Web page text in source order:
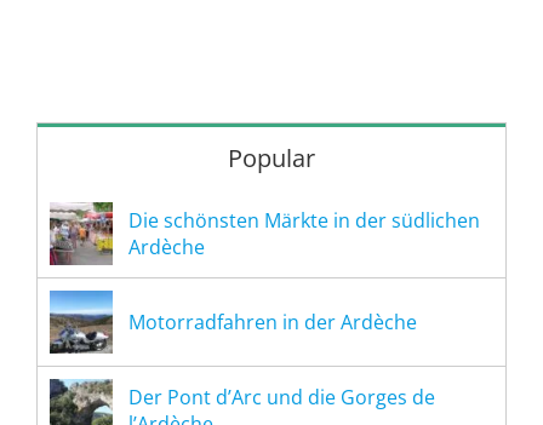
Popular
Die schönsten Märkte in der südlichen
Ardèche
Motorradfahren in der Ardèche
Der Pont d’Arc und die Gorges de